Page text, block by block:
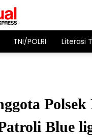
TNI/POLRI Literasi
Blue